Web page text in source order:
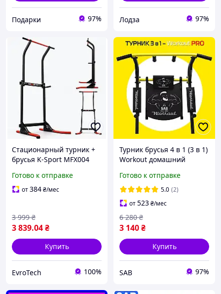
Подарки 97% Лодза 97%
Стационарный турник +
брусья K-Sport MFX004
тренировок
Готово к отправке
от384₴/мес
3 839.04₴
3 999 ₴
Купить
EvroTech 100%
Турник брусья 4 в 1 (3 в 1)
Workout домашний
(на стену) с рамкой в
комплекте СР%
Готово к отправке
5.0 (2)
от523₴/мес
3 140₴
6 280 ₴
Купить
SAB 97%